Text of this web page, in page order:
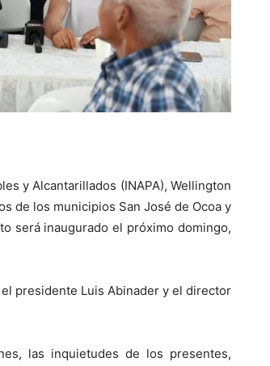
y Alcantarillados (INAPA), Wellington
de los municipios San José de Ocoa y
será inaugurado el próximo domingo,
presidente Luis Abinader y el director
las inquietudes de los presentes,